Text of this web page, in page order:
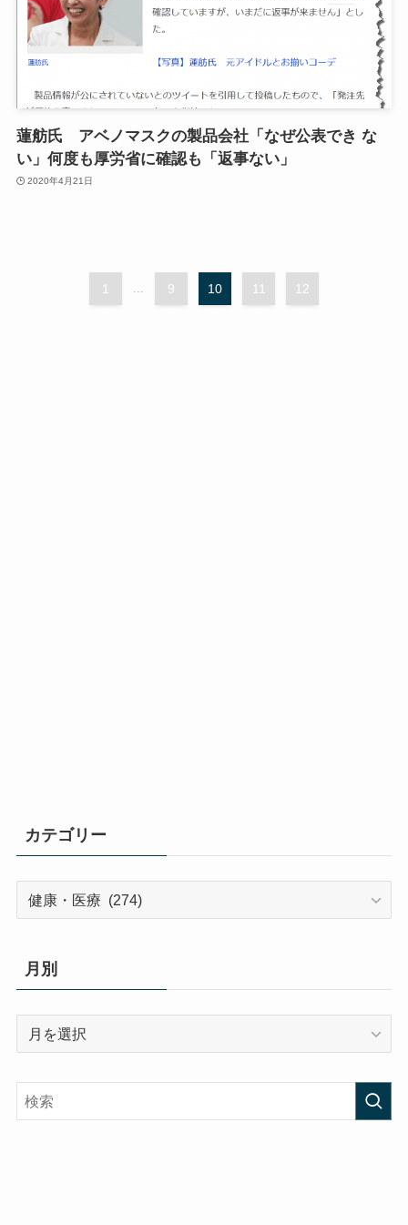
蓮舫氏 アベノマスクの製品会社「なぜ公表でき な
い」何度も厚労省に確認も「返事ない」
2020年4月21日
1 ... 9 10 11 12
カテゴリー
リ
ー
月別